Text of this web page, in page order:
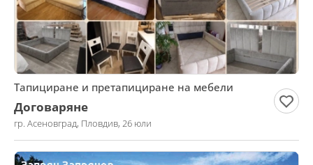
Тапициране и претапициране на мебели
Договаряне
гр. Асеновград, Пловдив, 26 юли